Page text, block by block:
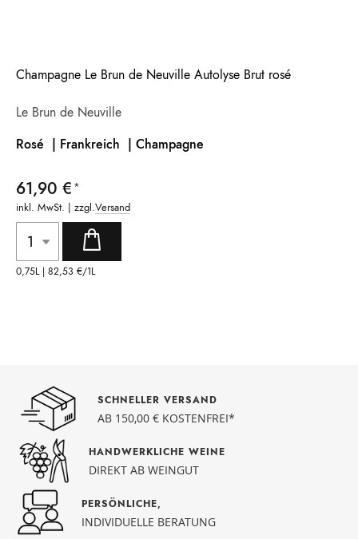
Champagne Le Brun de Neuville Autolyse Brut rosé
Le Brun de Neuville
Rosé | Frankreich | Champagne
61,90 €
inkl. MwSt. | zzgl.Versand
0,75L | 82,53 €/1L
SCHNELLER VERSAND
AB 150,00 € KOSTENFREI*
HANDWERKLICHE WEINE
DIREKT AB WEINGUT
PERSÖNLICHE,
INDIVIDUELLE BERATUNG